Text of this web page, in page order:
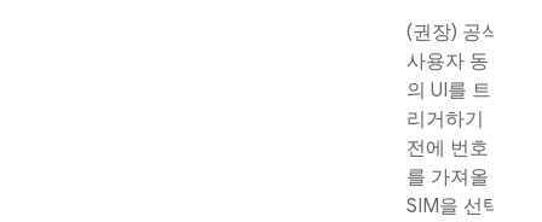
(권장) 공식
사용자 동
의 UI를 트
리거하기
전에 번호
를 가져올
SIM을 선택